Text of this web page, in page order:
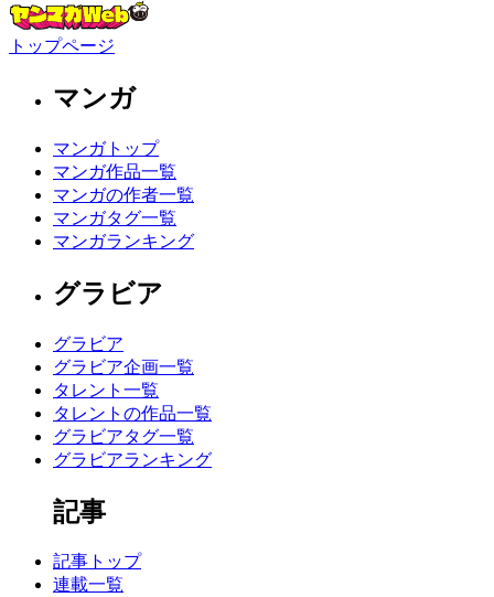
トップページ
マンガ
マンガトップ
マンガ作品一覧
マンガの作者一覧
マンガタグ一覧
マンガランキング
グラビア
グラビア
グラビア企画一覧
タレント一覧
タレントの作品一覧
グラビアタグ一覧
グラビアランキング
記事
記事トップ
連載一覧